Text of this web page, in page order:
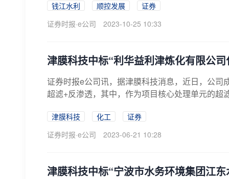
钱江水利 顺控发展
证券
证券时报·e公司
2023-10-25 10:33
津膜科技中标“利华益利津炼化有限公
证券时报e公司讯，据津膜科技消息，近日，公
超滤+反渗透，其中，作为项目核心处理单元的
津膜科技 化工
证券
证券时报·e公司
2023-06-21 10:28
津膜科技中标“宁波市水务环境集团江